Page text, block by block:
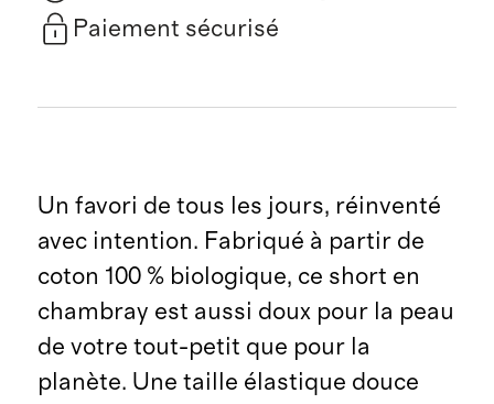
Paiement sécurisé
Un favori de tous les jours, réinventé
avec intention. Fabriqué à partir de
coton 100 % biologique, ce short en
chambray est aussi doux pour la peau
de votre tout-petit que pour la
planète. Une taille élastique douce